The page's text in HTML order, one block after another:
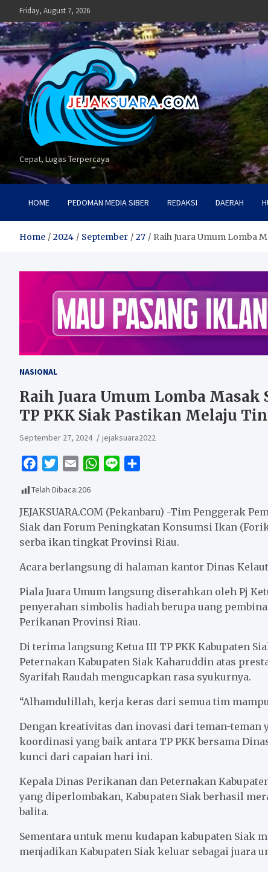
to
content
Friday, August 7, 2026
Cepat, Lugas Terpercaya
HOME PEDOMAN MEDIA SIBER REDAKSI DAERAH
Home 2024 September 27 Raih Juara Umum Lomba
NASIONAL
Raih Juara Umum Lomba
TP PKK Siak Pastikan Melaju
September 27, 2024 jejaksuara2022
c
e
b
o
k
i
t
t
e
a
i
l
W
t
s
A
p
e
r
e
Telah Dibaca:206
JEJAKSUARA.COM (Pekanbaru) -Tim Penggerak
Siak dan Forum Peningkatan Konsumsi Ikan
serba ikan tingkat Provinsi Riau.
Acara berlangsung di halaman kantor Dinas
Piala Juara Umum langsung diserahkan oleh Pj
penyerahan simbolis hadiah berupa uang
Perikanan Provinsi Riau.
Di terima langsung Ketua III TP PKK Kabupaten
Peternakan Kabupaten Siak Kaharuddin atas
Syarifah Raudah mengucapkan rasa syukurnya.
“Alhamdulillah, kerja keras dari semua tim
Dengan kreativitas dan inovasi dari teman-teman
koordinasi yang baik antara TP PKK bersama
kunci dari capaian hari ini.
Kepala Dinas Perikanan dan Peternakan
yang diperlombakan, Kabupaten Siak berhasil
balita.
Sementara untuk menu kudapan kabupaten Siak
menjadikan Kabupaten Siak keluar sebagai juara